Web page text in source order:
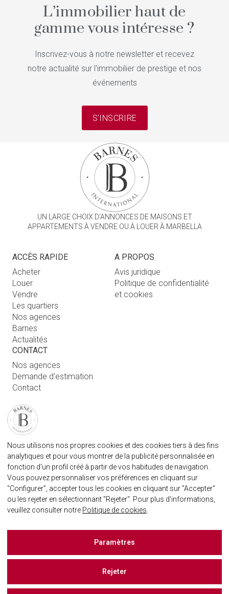
L’immobilier haut de
gamme vous intéresse ?
Inscrivez-vous à notre newsletter et recevez
notre actualité sur l'immobilier de prestige et nos
événements
S'INSCRIRE
UN LARGE CHOIX D'ANNONCES DE MAISONS ET
APPARTEMENTS À VENDRE OU À LOUER À MARBELLA
ACCÈS RAPIDE
Acheter
Louer
Vendre
Les quartiers
Nos agences
Barnes
Actualités
A PROPOS
Avis juridique
Politique de confidentialité
et cookies
CONTACT
Nos agences
Demande d'estimation
Contact
FAQ
AGENECE IMMOBILIÈRE BARNES MARBELLA
marbella@barnes-international.com
+34 614 25 01 89
Nous utilisons nos propres cookies et des cookies tiers à des fins
analytiques et pour vous montrer de la publicité personnalisée en
fonction d'un profil créé à partir de vos habitudes de navigation.
Vous pouvez personnaliser vos préférences en cliquant sur
"Configurer", accepter tous les cookies en cliquant sur "Accepter"
ou les rejeter en sélectionnant "Rejeter". Pour plus d'informations,
veuillez consulter notre Politique de cookies
Paramètres
Rejeter